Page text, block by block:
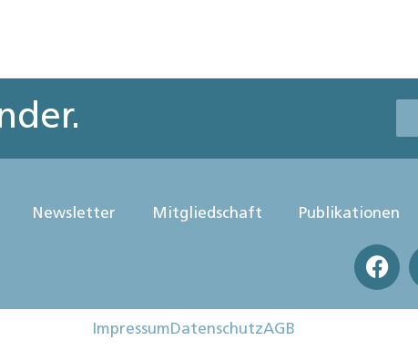
Newsletter Mitgliedschaft Publikationen
ImpressumDatenschutzAGB